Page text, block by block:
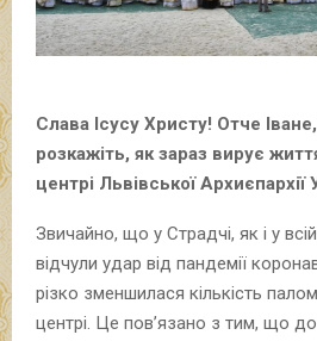
Слава Ісусу Христу! Отче
розкажіть, як зараз вирує
центрі Львівської Архиєпархії
Звичайно, що у Страдчі, як і у
відчули удар від пандемії
різко зменшилася кількість
центрі. Це пов’язано з тим, що